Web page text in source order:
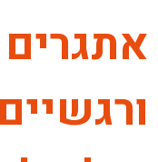
אתגרים